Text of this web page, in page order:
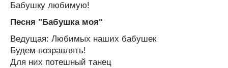
Бабушку любимую!
Песня "Бабушка моя"
Ведущая: Любимых наших бабушек
Будем позравлять!
Для них потешный танец